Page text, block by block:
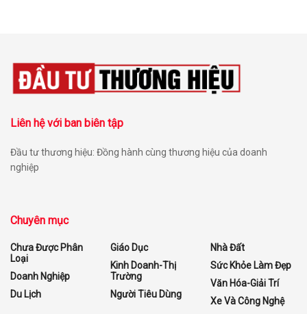
Liên hệ với ban biên tập
Đầu tư thương hiệu: Đồng hành cùng thương hiệu của doanh
nghiệp
Chuyên mục
Chưa Được Phân
Loại
Doanh Nghiệp
Du Lịch
Giáo Dục
Kinh Doanh-Thị
Trường
Người Tiêu Dùng
Nhà Đất
Sức Khỏe Làm Đẹp
Văn Hóa-Giải Trí
Xe Và Công Nghệ